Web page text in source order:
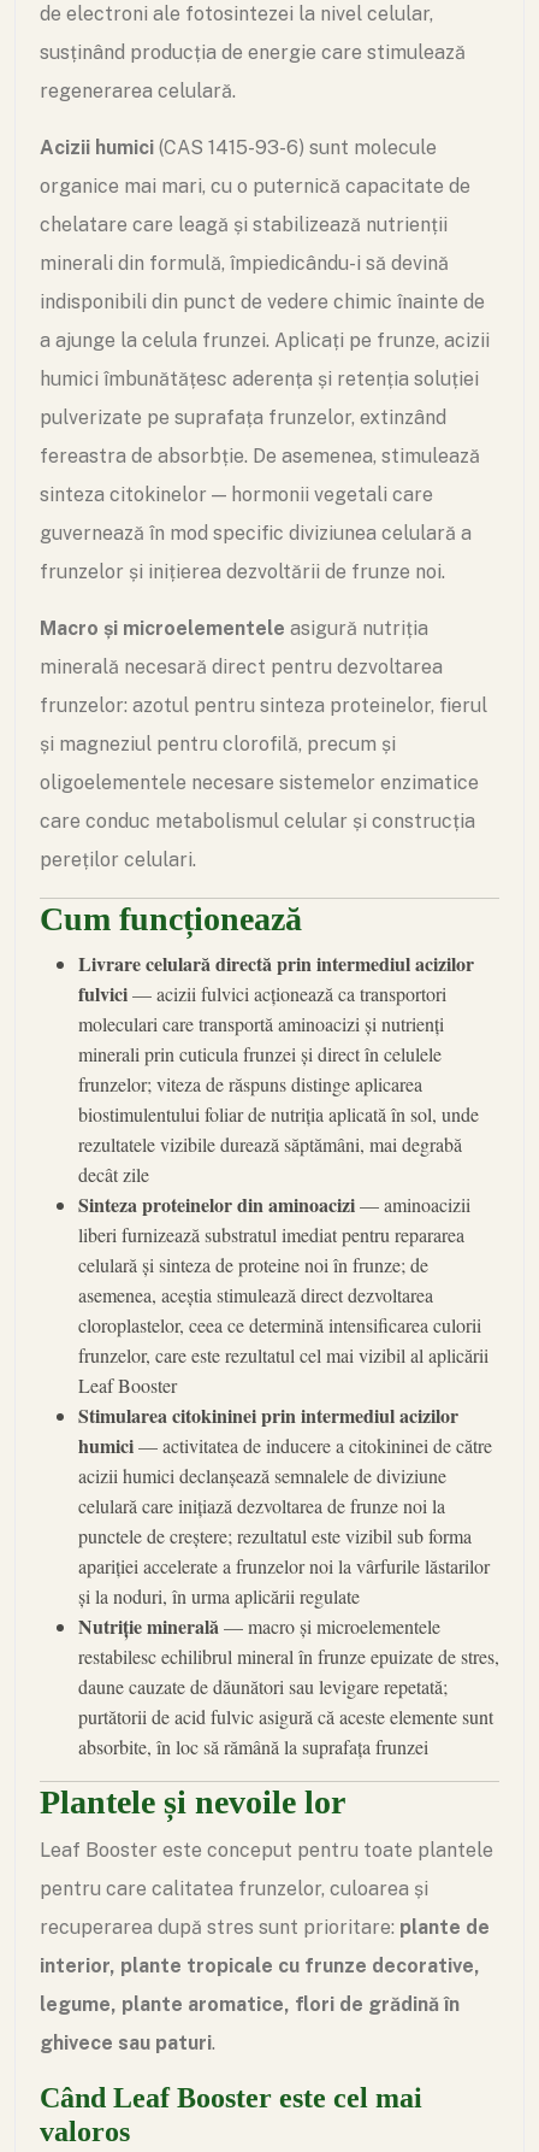
de electroni ale fotosintezei la nivel celular,
susținând producția de energie care stimulează
regenerarea celulară.
Acizii humici (CAS 1415-93-6) sunt molecule
organice mai mari, cu o puternică capacitate de
chelatare care leagă și stabilizează nutrienții
minerali din formulă, împiedicându-i să devină
indisponibili din punct de vedere chimic înainte de
a ajunge la celula frunzei. Aplicați pe frunze, acizii
humici îmbunătățesc aderența și retenția soluției
pulverizate pe suprafața frunzelor, extinzând
fereastra de absorbție. De asemenea, stimulează
sinteza citokinelor — hormonii vegetali care
guvernează în mod specific diviziunea celulară a
frunzelor și inițierea dezvoltării de frunze noi.
Macro și microelementele asigură nutriția
minerală necesară direct pentru dezvoltarea
frunzelor: azotul pentru sinteza proteinelor, fierul
și magneziul pentru clorofilă, precum și
oligoelementele necesare sistemelor enzimatice
care conduc metabolismul celular și construcția
pereților celulari.
Cum funcționează
Livrare celulară directă prin intermediul acizilor
fulvici— acizii fulvici acționează ca transportori
moleculari care transportă aminoacizi și nutrienți
minerali prin cuticula frunzei și direct în celulele
frunzelor; viteza de răspuns distinge aplicarea
biostimulentului foliar de nutriția aplicată în sol, unde
rezultatele vizibile durează săptămâni, mai degrabă
decât zile
Sinteza proteinelor din aminoacizi— aminoacizii
liberi furnizează substratul imediat pentru repararea
celulară și sinteza de proteine noi în frunze; de
asemenea, aceștia stimulează direct dezvoltarea
cloroplastelor, ceea ce determină intensificarea culorii
frunzelor, care este rezultatul cel mai vizibil al aplicării
Leaf Booster
Stimularea citokininei prin intermediul acizilor
humici— activitatea de inducere a citokininei de către
acizii humici declanșează semnalele de diviziune
celulară care inițiază dezvoltarea de frunze noi la
punctele de creștere; rezultatul este vizibil sub forma
apariției accelerate a frunzelor noi la vârfurile lăstarilor
și la noduri, în urma aplicării regulate
Nutriție minerală— macro și microelementele
restabilesc echilibrul mineral în frunze epuizate de stres,
daune cauzate de dăunători sau levigare repetată;
purtătorii de acid fulvic asigură că aceste elemente sunt
absorbite, în loc să rămână la suprafața frunzei
Plantele și nevoile lor
Leaf Booster este conceput pentru toate plantele
pentru care calitatea frunzelor, culoarea și
recuperarea după stres sunt prioritare: plante de
interior, plante tropicale cu frunze decorative,
legume, plante aromatice, flori de grădină în
ghivece sau paturi.
Când Leaf Booster este cel mai
valoros